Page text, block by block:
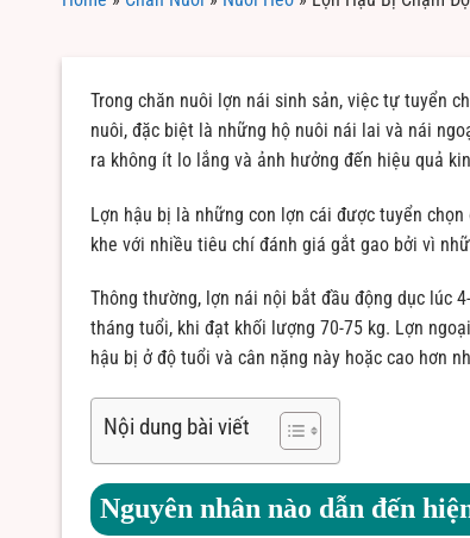
Trong chăn nuôi lợn nái sinh sản, việc tự tuyển
nuôi, đặc biệt là những hộ nuôi nái lai và nái
ra không ít lo lắng và ảnh hưởng đến hiệu quả
Lợn hậu bị là những con lợn cái được tuyển
khe với nhiều tiêu chí đánh giá gắt gao bởi vì
Thông thường, lợn nái nội bắt đầu động dục lúc
tháng tuổi, khi đạt khối lượng 70-75 kg. Lợn
hậu bị ở độ tuổi và cân nặng này hoặc cao hơn
Nội dung bài viết
Nguyên nhân nào dẫn đến